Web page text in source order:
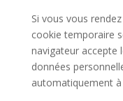
Si vous vous
cookie temporaire
navigateur accepte
données
automatiquement